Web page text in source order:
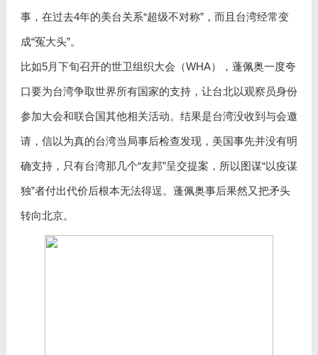
事，在过去4年的美台关系“超级不对称”，而且台湾经常变
成“冤大头”。
比如5月下旬召开的世卫组织大会（WHA），蓬佩奥一度夸
口要为台湾争取世界所有国家的支持，让台北以观察员身份
参加大会和联合国其他相关活动。结果是台湾没收到与会邀
请，信以为真的台湾当局事后检查发现，美国事先并没有明
确支持，只有台湾那几个“友邦”呈交提案，所以图谋“以疫谋
独”者付出代价后根本无法得逞。蓬佩奥事后果然又把矛头
转向北京。